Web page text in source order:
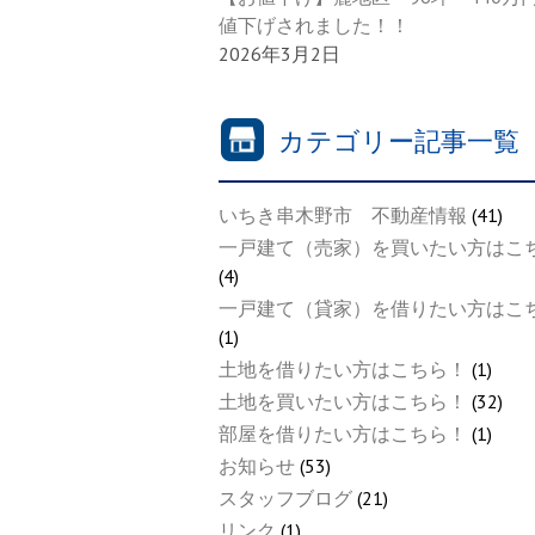
値下げされました！！
2026年3月2日
カテゴリー記事一覧
いちき串木野市 不動産情報 (41)
一戸建て（売家）を買いたい方はこ
(4)
一戸建て（貸家）を借りたい方はこ
(1)
土地を借りたい方はこちら！ (1)
土地を買いたい方はこちら！ (32)
部屋を借りたい方はこちら！ (1)
お知らせ (53)
スタッフブログ (21)
リンク (1)